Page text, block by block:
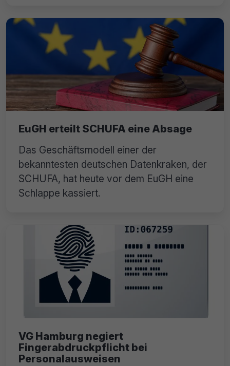
EuGH erteilt SCHUFA eine Absage
Das Geschäftsmodell einer der
bekanntesten deutschen Datenkraken, der
SCHUFA, hat heute vor dem EuGH eine
Schlappe kassiert.
VG Hamburg negiert
Fingerabdruckpflicht bei
Personalausweisen